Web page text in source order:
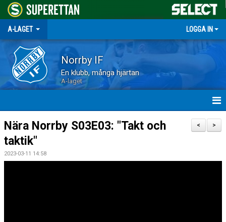
A-LAGET LOGGA IN
Norrby IF
En klubb, många hjärtan
A-laget
HEM
NYHETER
>
<
Nära Norrby S03E03: "Takt och
taktik"
2023-03-11 14:58